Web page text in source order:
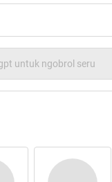
HT nya
untuk ngobrol seru